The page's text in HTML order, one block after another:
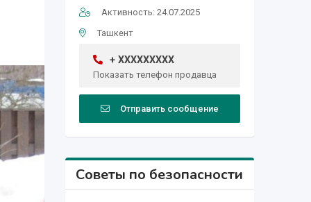
Активность: 24.07.2025
Ташкент
+ XXXXXXXXX
Показать телефон продавца
Отправить сообщение
Советы по безопасности